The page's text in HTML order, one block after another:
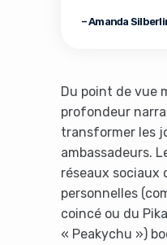
– Amanda
Du point de vue
profondeur
transformer les
ambassadeurs.
réseaux sociaux
personnelles
coincé ou du
« Peakychu »)